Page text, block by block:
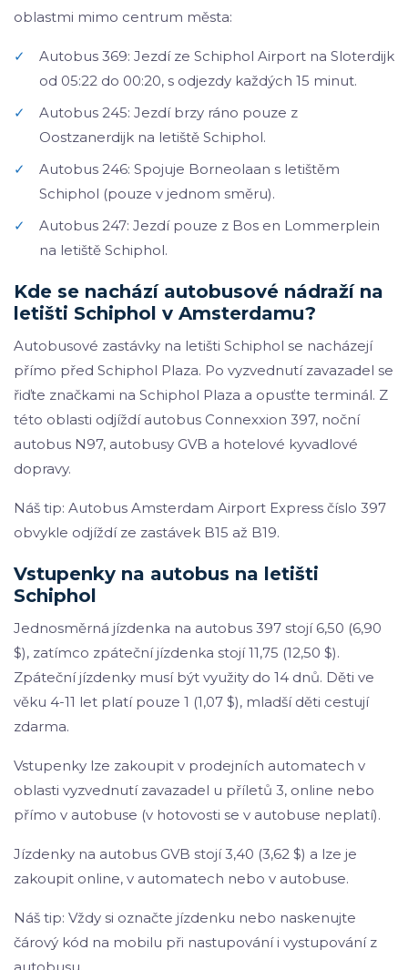
oblastmi mimo centrum města:
✓
Autobus 369: Jezdí ze Schiphol Airport na Sloterdijk
od 05:22 do 00:20, s odjezdy každých 15 minut.
✓
Autobus 245: Jezdí brzy ráno pouze z
Oostzanerdijk na letiště Schiphol.
✓
Autobus 246: Spojuje Borneolaan s letištěm
Schiphol (pouze v jednom směru).
✓
Autobus 247: Jezdí pouze z Bos en Lommerplein
na letiště Schiphol.
Kde se nachází autobusové nádraží na
letišti Schiphol v Amsterdamu?
Autobusové zastávky na letišti Schiphol se nacházejí
přímo před Schiphol Plaza. Po vyzvednutí zavazadel se
řiďte značkami na Schiphol Plaza a opusťte terminál. Z
této oblasti odjíždí autobus Connexxion 397, noční
autobus N97, autobusy GVB a hotelové kyvadlové
dopravy.
Náš tip: Autobus Amsterdam Airport Express číslo 397
obvykle odjíždí ze zastávek B15 až B19.
Vstupenky na autobus na letišti
Schiphol
Jednosměrná jízdenka na autobus 397 stojí 6,50 (6,90
$), zatímco zpáteční jízdenka stojí 11,75 (12,50 $).
Zpáteční jízdenky musí být využity do 14 dnů. Děti ve
věku 4-11 let platí pouze 1 (1,07 $), mladší děti cestují
zdarma.
Vstupenky lze zakoupit v prodejních automatech v
oblasti vyzvednutí zavazadel u příletů 3, online nebo
přímo v autobuse (v hotovosti se v autobuse neplatí).
Jízdenky na autobus GVB stojí 3,40 (3,62 $) a lze je
zakoupit online, v automatech nebo v autobuse.
Náš tip: Vždy si označte jízdenku nebo naskenujte
čárový kód na mobilu při nastupování i vystupování z